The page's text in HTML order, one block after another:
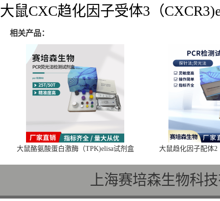
大鼠CXC趋化因子受体3（
相关产品：
大鼠酪氨酸蛋白激酶（TPK)elisa试剂盒 大鼠趋化因子配体2
上海赛培森生物科